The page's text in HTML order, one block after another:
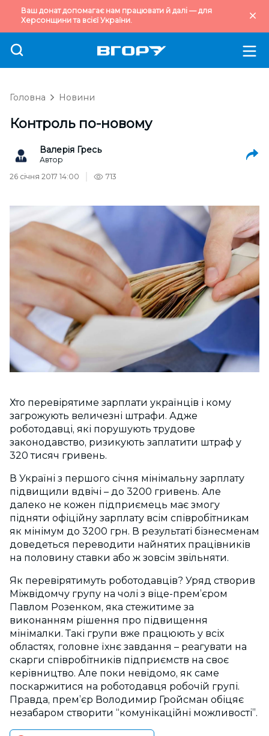
Ваш донат допомагає нам працювати й далі — для
Херсонщини та всієї України.
Головна Новини
Контроль по-новому
Валерія Гресь
Автор
26 січня 2017 14:00
713
Хто перевірятиме зарплати українців і кому
загрожують величезні штрафи. Адже
роботодавці, які порушують трудове
законодавство, ризикують заплатити штраф у
320 тисяч гривень.
В Україні з першого січня мінімальну зарплату
підвищили вдвічі – до 3200 гривень. Але
далеко не кожен підприємець має змогу
підняти офіційну зарплату всім співробітникам
як мінімум до 3200 грн. В результаті бізнесменам
доведеться переводити найнятих працівників
на половину ставки або ж зовсім звільняти.
Як перевірятимуть роботодавців? Уряд створив
Міжвідомчу групу на чолі з віце-прем’єром
Павлом Розенком, яка стежитиме за
виконанням рішення про підвищення
мінімалки. Такі групи вже працюють у всіх
областях, головне їхнє завдання – реагувати на
скарги співробітників підприємств на своє
керівництво. Але поки невідомо, як саме
поскаржитися на роботодавця робочій групі.
Правда, прем’єр Володимир Гройсман обіцяє
незабаром створити “комунікаційні можливості”.